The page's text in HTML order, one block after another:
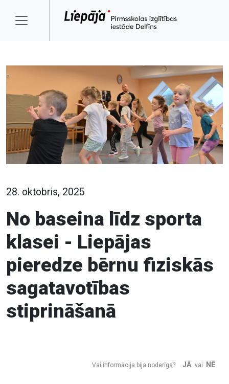
28. oktobris, 2025
No baseina līdz sporta
klasei - Liepājas
pieredze bērnu fiziskās
sagatavotības
stiprināšanā
Vai informācija bija noderīga? JĀ vai NĒ